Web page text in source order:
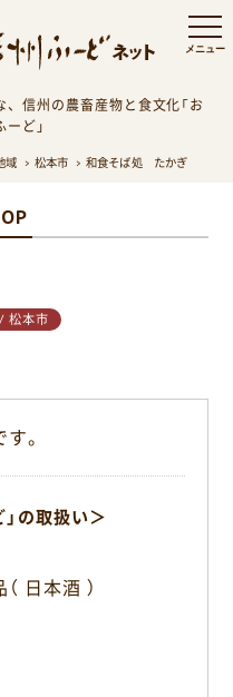
信州の農畜産物と食文化「お
ど」
域 松本市 和食そば処 たかぎ
松本市
。
の取扱い＞
日本酒 ）